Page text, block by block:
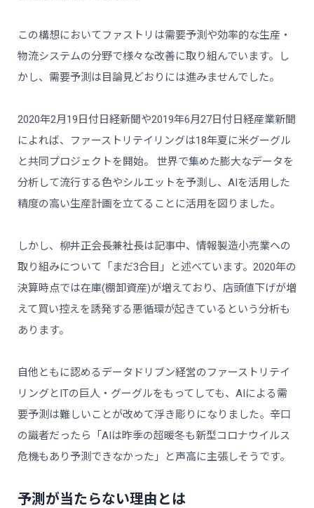
この構想においてファストリは需要予測や効率的な生産・
物流システムの分野で様々な改善に取り組んでいます。し
かし、需要予測は目論見どおりには進みませんでした。
2020年2月19日付日経新聞や2019年6月27日付日経産業新聞
によれば、ファーストリテイリングは18年夏に米グーグル
と共同プロジェクトを開始。 世界で集めた膨大なデータを
分析して流行する色やシルエットを予測し、AIを活用した
精度の高い生産計画を立てることに活用を図りました。
しかし、柳井正会長兼社長は記事中、情報製造小売業への
取り組みについて「まだ3合目」と述べています。2020年の
決算時点では在庫(棚卸資産)が増えており、店頭値下げが増
えて買い控えを誘発する悪循環が起きているという分析も
あります。
自他ともに認めるデータドリブン経営のファーストリテイ
リングとITの巨人・グーグルをもってしても、AIによる需
要予測は難しいことが改めて浮き彫りになりました。辛口
の識者だったら「AIは昨季の超暖冬も新型コロナウイルス
危機もあり予測できなかった」と声高に主張しそうです。
予測が当たらない理由とは